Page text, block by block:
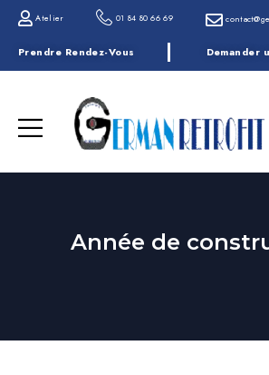
Atelier 01 84 80 66 69
Prendre Rendez-Vous Demander
Année de